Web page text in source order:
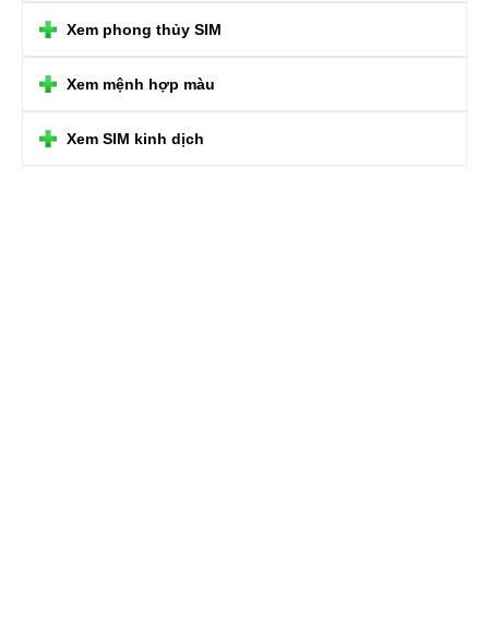
Xem phong thủy SIM
Xem mệnh hợp màu
Xem SIM kinh dịch